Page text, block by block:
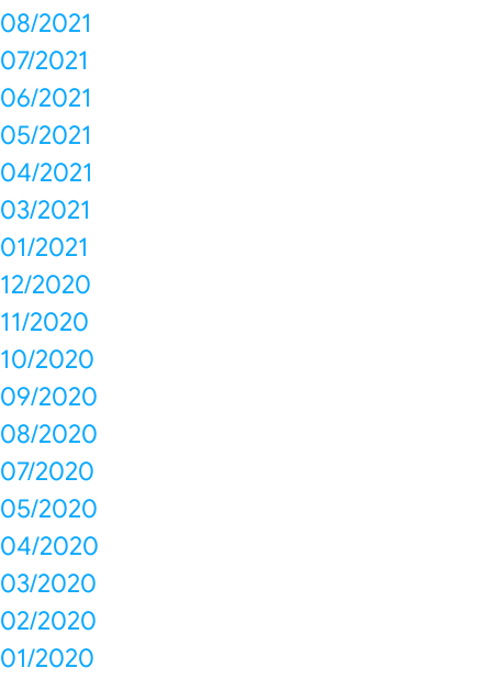
08/2021
07/2021
06/2021
05/2021
04/2021
03/2021
01/2021
12/2020
11/2020
10/2020
09/2020
08/2020
07/2020
05/2020
04/2020
03/2020
02/2020
01/2020